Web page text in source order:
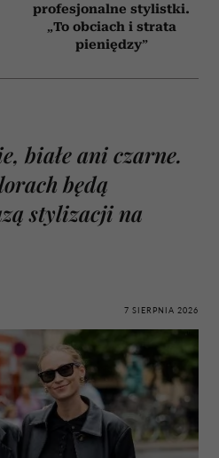
profesjonalne stylistki.
„To obciach i strata
pieniędzy”
białe ani czarne.
będą
stylizacji na
7 SIERPNIA 2026